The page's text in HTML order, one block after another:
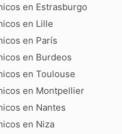
en Estrasburgo
en Lille
en París
en Burdeos
en Toulouse
en Montpellier
en Nantes
en Niza